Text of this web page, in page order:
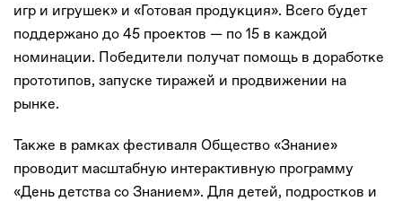
игр и игрушек» и «Готовая продукция». Всего будет
поддержано до 45 проектов — по 15 в каждой
номинации. Победители получат помощь в доработке
прототипов, запуске тиражей и продвижении на
рынке.
Также в рамках фестиваля Общество «Знание»
проводит масштабную интерактивную программу
«День детства со Знанием». Для детей, подростков и